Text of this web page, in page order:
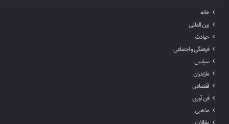
خانه
بین المللی
حوادث
فرهنگی و اجتماعی
سیاسی
مازندران
اقتصادی
فن آوری
مذهبی